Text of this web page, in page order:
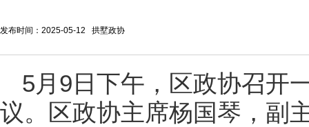
发布时间：2025-05-12 拱墅政协
5月9日下午，区政协召开
议。区政协主席杨国琴，副